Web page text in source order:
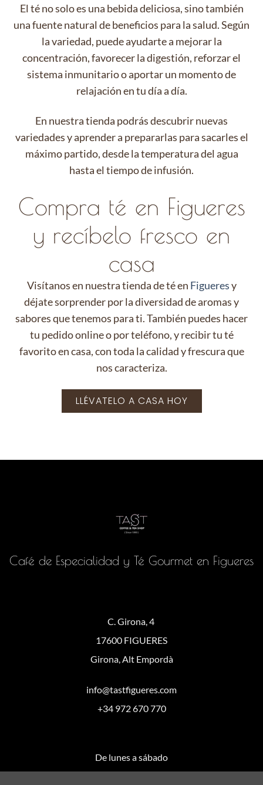
El té no solo es una bebida deliciosa, sino también
una fuente natural de beneficios para la salud. Según
la variedad, puede ayudarte a mejorar la
concentración, favorecer la digestión, reforzar el
sistema inmunitario o aportar un momento de
relajación en tu día a día.
En nuestra tienda podrás descubrir nuevas
variedades y aprender a prepararlas para sacarles el
máximo partido, desde la temperatura del agua
hasta el tiempo de infusión.
Compra té en Figueres
y recíbelo fresco en
casa
Visítanos en nuestra tienda de té en Figueresy
déjate sorprender por la diversidad de aromas y
sabores que tenemos para ti. También puedes hacer
tu pedido online o por teléfono, y recibir tu té
favorito en casa, con toda la calidad y frescura que
nos caracteriza.
LLÉVATELO A CASA HOY
Café de Especialidad y Té Gourmet en Figueres
C. Girona, 4
17600 FIGUERES
Girona, Alt Empordà
info@tastfigueres.com
+34 972 670 770
De lunes a sábado